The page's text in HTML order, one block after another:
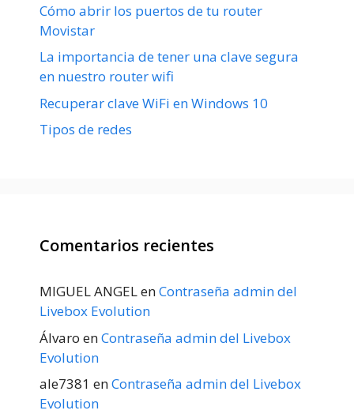
Cómo abrir los puertos de tu router
Movistar
La importancia de tener una clave segura
en nuestro router wifi
Recuperar clave WiFi en Windows 10
Tipos de redes
Comentarios recientes
MIGUEL ANGELenContraseña admin del
Livebox Evolution
Álvaro enContraseña admin del Livebox
Evolution
ale7381 enContraseña admin del Livebox
Evolution